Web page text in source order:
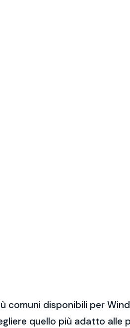
disponibili per
quello più adatto alle